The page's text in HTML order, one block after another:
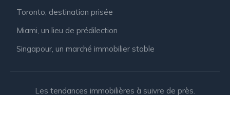
Toronto, destination prisée
Miami, un lieu de prédilection
Singapour, un marché immobilier stable
Les tendances immobilières à suivre de près.